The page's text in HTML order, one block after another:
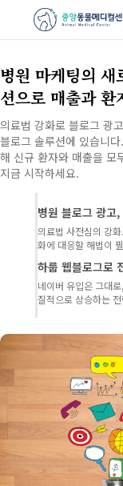
병원 마케팅의
션으로 매출과 환
의료법 강화로 블로그 광
블로그 솔루션에 있습니
해 신규 환자와 매출을 모
지금 시작하세요.
병원 블로그 광고
의료법 사전심의 강
화에 대응할 해법이
하룹 웹블로그로
네이버 유입은 그대
질적으로 상승하는